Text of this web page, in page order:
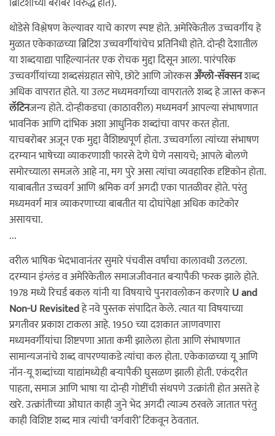
थोडेसे विश्लेषण केल्यावर याचे कारण स्पष्ट होते. अमेरिकेतील उच्चवर्गीय हे
मुळात एकेकाळच्या ब्रिटिश उच्चवर्गीयांचेच प्रतिनिधी होते. दोन्ही देशातील
या शब्दयाद्या पाहिल्यानंतर एक रोचक मुद्दा दिसून आला. पारंपरिक
उच्चवर्गीयांच्या शब्दसंग्रहात सोपे, छोटे आणि जोरकसअँग्लो-सॅक्सनशब्द
अधिक वापरात होते. या उलट मध्यमवर्गाच्या वापरातले शब्द हे जास्त करून
लॅटिनजन्य होते. दोन्हीकडचा (काठावरील) मध्यमवर्ग आपल्या संभाषणात
भावनिक आणि दांभिक अशा आधुनिक शब्दांचा वापर करत होता.
याचबरोबर अजून एक मुद्दा वैशिष्ट्यपूर्ण होता. उच्चवर्गाला त्यांच्या संभाषण
दरम्यान भाषेच्या व्याकरणाशी फारसे देणे घेणे नसायचे; आपले बोलणे
समोरच्याला समजले आहे ना, मग पुरे असा त्यांचा व्यवहारिक दृष्टिकोन होता.
याबाबतीत उच्चवर्ग आणि श्रमिक वर्ग अगदी एका पातळीवर होते. परंतु
मध्यमवर्ग मात्र व्याकरणाच्या बाबतीत या दोघांपेक्षा अधिक काटेकोर
असायचा.
...
वरील भाषिक भेदभावानंतर सुमारे पंचवीस वर्षांचा कालावधी उलटला.
दरम्यान इंग्लंड व अमेरिकेतील समाजजीवनात बऱ्यापैकी फरक झाले होते.
1978 मध्ये रिचर्ड बकल यांनी या विषयाचे पुनरावलोकन करणारेU and
Non-U Revisitedहे नवे पुस्तक संपादित केले. त्यात या विषयाच्या
प्रगतीवर प्रकाश टाकला आहे. 1950 च्या दशकात जाणवणारा
मध्यमवर्गीयांचा शिष्टपणा आता कमी झालेला होता आणि संभाषणात
सामान्यजनांचे शब्द वापरण्याकडे त्यांचा कल होता. एकेकाळच्या यू आणि
नॉन-यू शब्दांच्या याद्यांमध्येही बऱ्यापैकी घुसळण झाली होती. एकंदरीत
पाहता, समाज आणि भाषा या दोन्ही गोष्टींची संथपणे उत्क्रांती होत असते हे
खरे. उत्क्रांतीच्या ओघात काही जुने भेद अगदी त्याज्य ठरवले जातात परंतु
काही विशिष्ट शब्द मात्र त्यांची ‘वर्गवारी’ टिकवून ठेवतात.